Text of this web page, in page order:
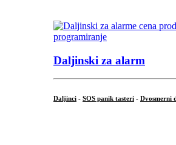
Daljinski za alarm
Daljinci - SOS panik tasteri - Dvosmerni